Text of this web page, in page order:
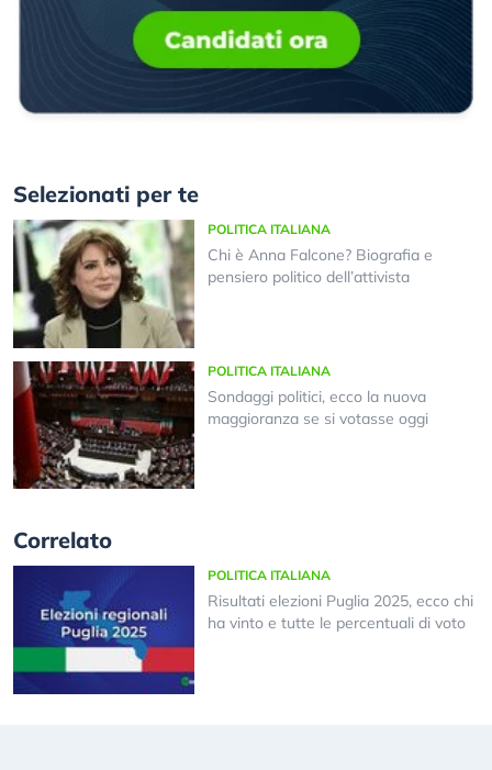
Selezionati per te
POLITICA ITALIANA
Chi è Anna Falcone? Biografia e
pensiero politico dell’attivista
POLITICA ITALIANA
Sondaggi politici, ecco la nuova
maggioranza se si votasse oggi
Correlato
POLITICA ITALIANA
Risultati elezioni Puglia 2025, ecco chi
ha vinto e tutte le percentuali di voto